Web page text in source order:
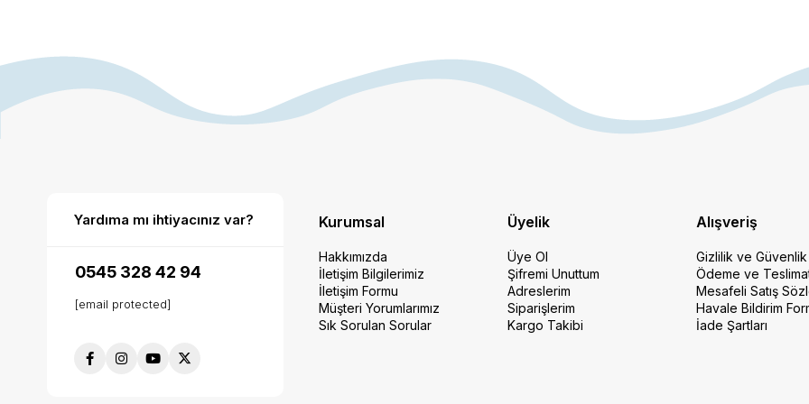
Yardıma mı ihtiyacınız var?
0545 328 42 94
[email protected]
Kurumsal
Hakkımızda
İletişim Bilgilerimiz
İletişim Formu
Müşteri Yorumlarımız
Sık Sorulan Sorular
Üyelik
Üye Ol
Şifremi Unuttum
Adreslerim
Siparişlerim
Kargo Takibi
Alışveriş
Gizlilik ve Güvenlik
Ödeme ve
Mesafeli Satış
Havale Bildirim
İade Şartları